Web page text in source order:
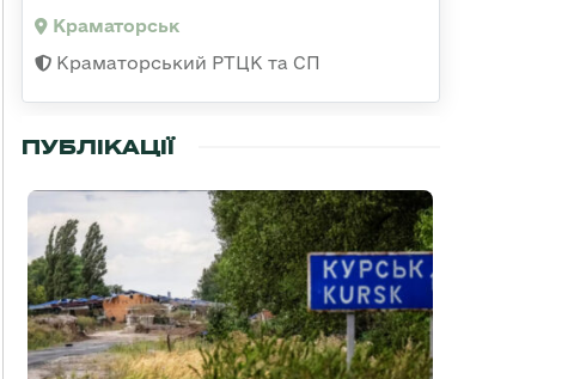
Краматорськ
Краматорський РТЦК та СП
ПУБЛІКАЦІЇ